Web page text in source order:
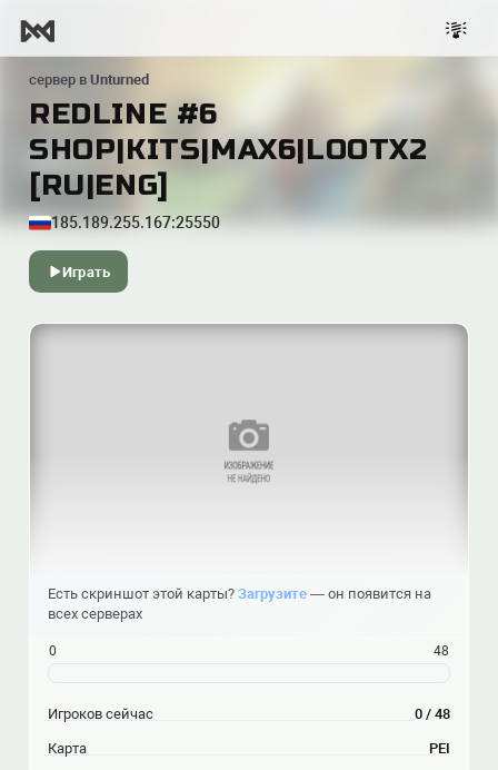
сервер в Unturned
REDLINE #6
SHOP|KITS|MAX6|LOOTX2
[RU|ENG]
185.189.255.167:25550
Играть
Есть скриншот этой карты? Загрузите — он появится на
всех серверах
0 48
Игроков сейчас 0 / 48
Карта PEI